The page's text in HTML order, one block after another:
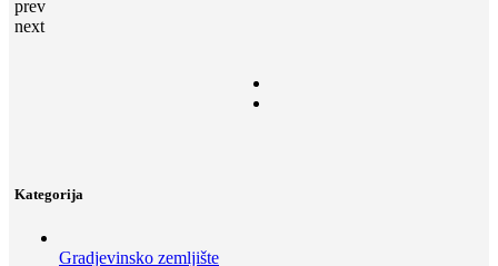
prev
next
Kategorija
Gradjevinsko zemljište